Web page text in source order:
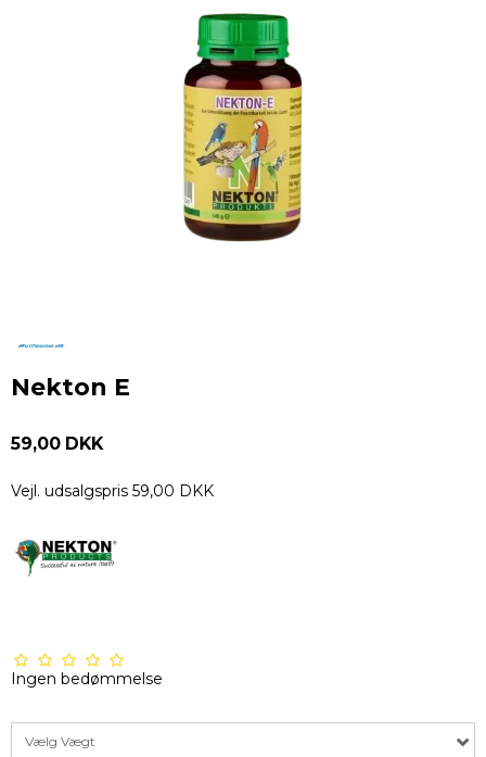
Nekton E
59,00 DKK
Vejl. udsalgspris 59,00 DKK
Ingen bedømmelse
Vælg Vægt